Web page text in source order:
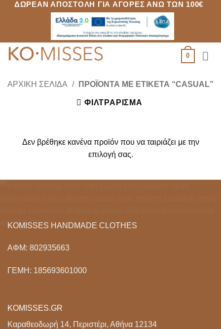
Μετάβαση
ΔΩΡΕΆΝ ΑΠΟΣΤΟΛΉ ΓΙΑ ΑΓΟΡΈΣ ΆΝΩ ΤΩΝ 100€
0
ΑΡΧΙΚΉ ΣΕΛΊΔΑ / ΠΡΟΪΌΝΤΑ ΜΕ ΕΤΙΚΈΤΑ “CASUAL”
ΦΙΛΤΡΆΡΙΣΜΑ
Δεν βρέθηκε κανένα προϊόν που να ταιριάζει με την
επιλογή σας.
KOMISSES HANDMADE CLOTHES
ΑΦΜ: 802935663
ΓΕΜΗ: 185693601000
KOMISSES.GR
Καραθεοδωρή 14, Περιστέρι, Αθήνα 12134